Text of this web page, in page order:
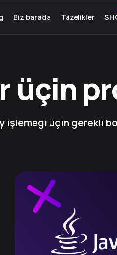
Biz barada
Hyzmatdaşlar
Çeşmeler
Täzelikler
üçin
işlemegi üçin gerekli